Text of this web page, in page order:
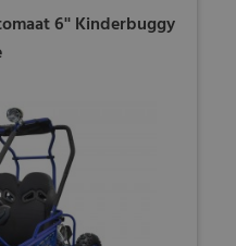
6'' Kinderbuggy